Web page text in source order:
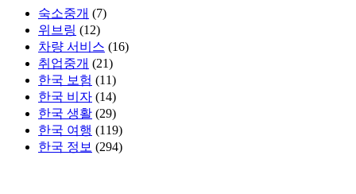
숙소중개 (7)
위브링 (12)
차량 서비스 (16)
취업중개 (21)
한국 보험 (11)
한국 비자 (14)
한국 생활 (29)
한국 여행 (119)
한국 정보 (294)